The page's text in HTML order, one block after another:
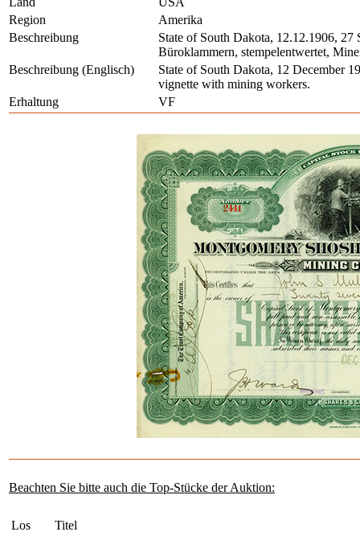
Region
Amerika
Beschreibung
State of South Dakota, 12.12.1906,
Büroklammern, stempelentwertet,
Beschreibung (Englisch)
State of South Dakota, 12 December
vignette with mining workers.
Erhaltung
VF
Beachten Sie bitte auch die Top-Stücke der Auktion:
Los Titel